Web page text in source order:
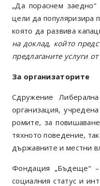
„Да пораснем
цели да популяризира
която да развива
на доклад, който
предлаганите услуги
За организаторите
Сдружение
организация,
ромите, за
тяхното поведение,
държавните и местни
Фондация „Бъдеще“
социалния статус и